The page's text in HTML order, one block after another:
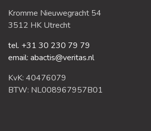
Kromme Nieuwegracht 54
3512 HK Utrecht
tel. +31 30 230 79 79
email: abactis@veritas.nl
KvK: 40476079
BTW: NL008967957B01